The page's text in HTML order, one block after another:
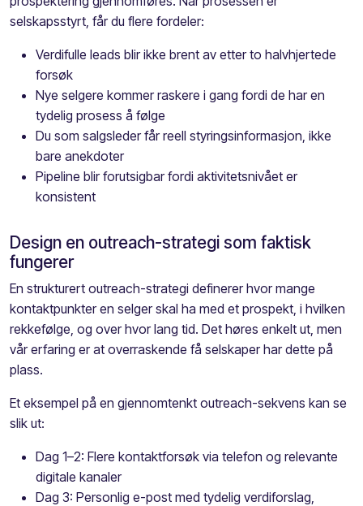
selskapsstyrt, får du flere fordeler:
Verdifulle leads blir ikke brent av etter to halvhjertede
forsøk
Nye selgere kommer raskere i gang fordi de har en
tydelig prosess å følge
Du som salgsleder får reell styringsinformasjon, ikke
bare anekdoter
Pipeline blir forutsigbar fordi aktivitetsnivået er
konsistent
Design en outreach-strategi som faktisk
fungerer
En strukturert outreach-strategi definerer hvor mange
kontaktpunkter en selger skal ha med et prospekt, i hvilken
rekkefølge, og over hvor lang tid. Det høres enkelt ut, men
vår erfaring er at overraskende få selskaper har dette på
plass.
Et eksempel på en gjennomtenkt outreach-sekvens kan se
slik ut:
Dag 1–2: Flere kontaktforsøk via telefon og relevante
digitale kanaler
Dag 3: Personlig e-post med tydelig verdiforslag,